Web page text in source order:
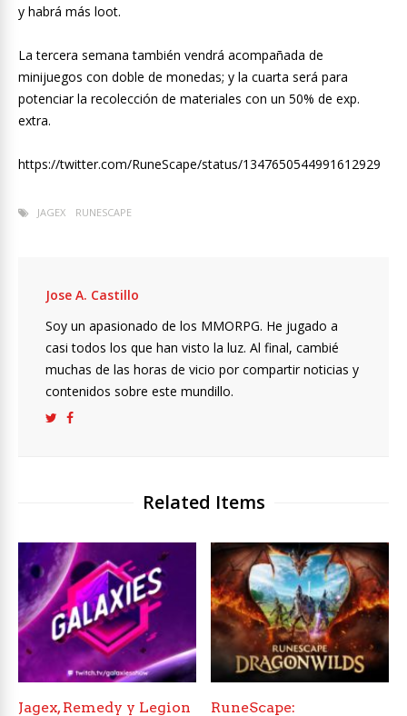
y habrá más loot.
La tercera semana también vendrá acompañada de
minijuegos con doble de monedas; y la cuarta será para
potenciar la recolección de materiales con un 50% de exp.
extra.
https://twitter.com/RuneScape/status/1347650544991612929
JAGEX RUNESCAPE
Jose A. Castillo
Soy un apasionado de los MMORPG. He jugado a
casi todos los que han visto la luz. Al final, cambié
muchas de las horas de vicio por compartir noticias y
contenidos sobre este mundillo.
Related Items
Jagex, Remedy y Legion RuneScape: